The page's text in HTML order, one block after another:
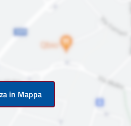
in Mappa